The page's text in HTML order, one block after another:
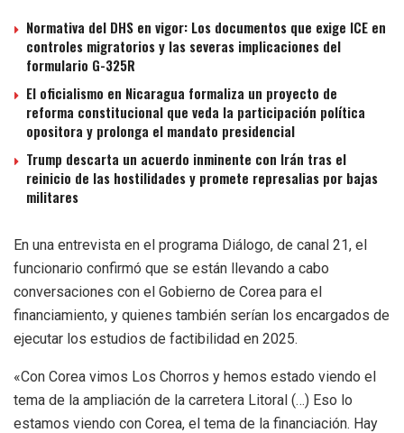
Normativa del DHS en vigor: Los documentos que exige ICE en
controles migratorios y las severas implicaciones del
formulario G-325R
El oficialismo en Nicaragua formaliza un proyecto de
reforma constitucional que veda la participación política
opositora y prolonga el mandato presidencial
Trump descarta un acuerdo inminente con Irán tras el
reinicio de las hostilidades y promete represalias por bajas
militares
En una entrevista en el programa Diálogo, de canal 21, el
funcionario confirmó que se están llevando a cabo
conversaciones con el Gobierno de Corea para el
financiamiento, y quienes también serían los encargados de
ejecutar los estudios de factibilidad en 2025.
«Con Corea vimos Los Chorros y hemos estado viendo el
tema de la ampliación de la carretera Litoral (…) Eso lo
estamos viendo con Corea, el tema de la financiación. Hay